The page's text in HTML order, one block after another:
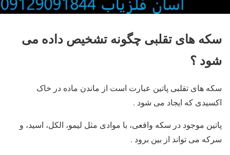
سکه های تقلبی چگونه تشخیص داده می
شود ؟
سکه های تقلبی پاتین عبارت است از ماندن ماده در خاک
اکسیدی که ایجاد می شود .
پاتین موجود در سکه واقعی، با موادی مثل لیمو، الکل، اسید، و
سرکه می تواند از بین برود .